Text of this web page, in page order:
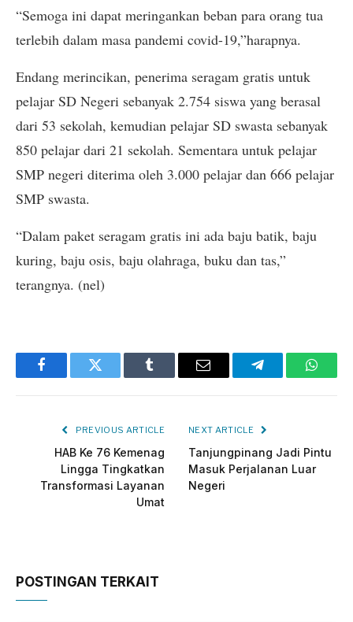
“Semoga ini dapat meringankan beban para orang tua
terlebih dalam masa pandemi covid-19,”harapnya.
Endang merincikan, penerima seragam gratis untuk
pelajar SD Negeri sebanyak 2.754 siswa yang berasal
dari 53 sekolah, kemudian pelajar SD swasta sebanyak
850 pelajar dari 21 sekolah. Sementara untuk pelajar
SMP negeri diterima oleh 3.000 pelajar dan 666 pelajar
SMP swasta.
“Dalam paket seragam gratis ini ada baju batik, baju
kuring, baju osis, baju olahraga, buku dan tas,”
terangnya. (nel)
FacebookTwitter Tumblr Email Telegram
PREVIOUS ARTICLE
HAB Ke 76 Kemenag
Lingga Tingkatkan
Transformasi Layanan
Umat
NEXT ARTICLE
Tanjungpinang Jadi Pintu
Masuk Perjalanan Luar
Negeri
POSTINGAN TERKAIT